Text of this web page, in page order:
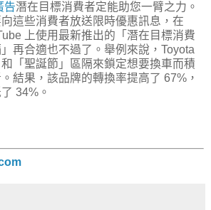
告潛在目標消費者定能助您一臂之力。
這些消費者放送限時優惠訊息，在
上使用最新推出的「潛在目標消費
再合適也不過了。舉例來說，Toyota
「聖誕節」區隔來鎖定想要換車而積
結果，該品牌的轉換率提高了 67%，
34%。